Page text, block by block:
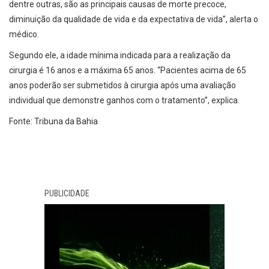
dentre outras, são as principais causas de morte precoce,
diminuição da qualidade de vida e da expectativa de vida”, alerta o
médico.
Segundo ele, a idade mínima indicada para a realização da
cirurgia é 16 anos e a máxima 65 anos. “Pacientes acima de 65
anos poderão ser submetidos à cirurgia após uma avaliação
individual que demonstre ganhos com o tratamento”, explica.
Fonte: Tribuna da Bahia
PUBLICIDADE